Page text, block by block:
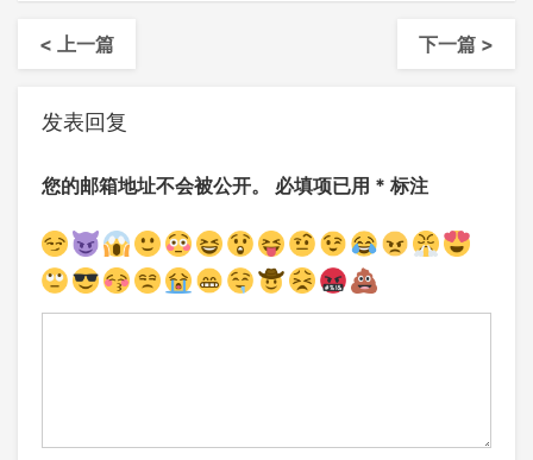
< 上一篇 下一篇 >
发表回复
您的邮箱地址不会被公开。 必填项已用 * 标注